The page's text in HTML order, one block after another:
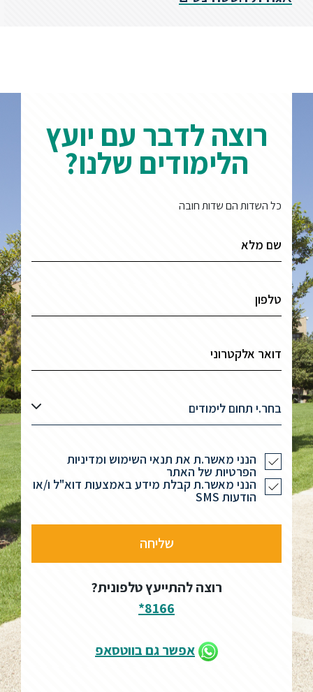
רוצה לדבר עם יועץ
הלימודים שלנו?
כל השדות הם שדות חובה
בחר.י תחום לימודים
הנני מאשר.ת את תנאי השימוש ומדיניות
הפרטיות של האתר
הנני מאשר.ת קבלת מידע באמצעות דוא"ל ו/או
הודעות SMS
רוצה להתייעץ טלפונית?
8166*
אפשר גם בווטסאפ